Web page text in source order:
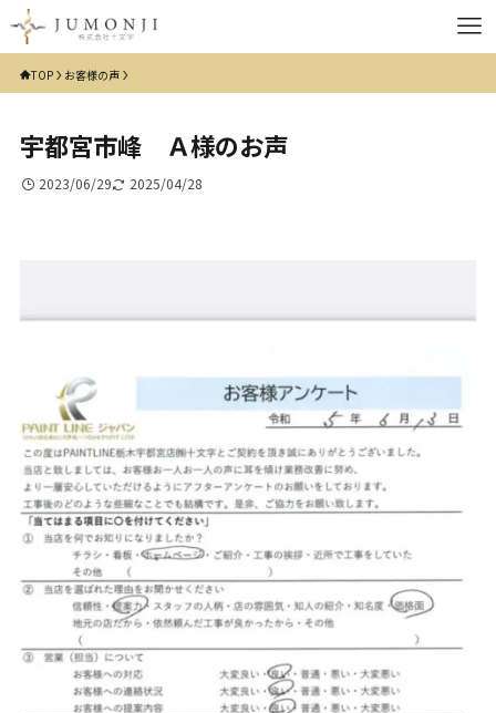
TOP お客様の声
宇都宮市峰 Ａ様のお声
2023/06/29 2025/04/28